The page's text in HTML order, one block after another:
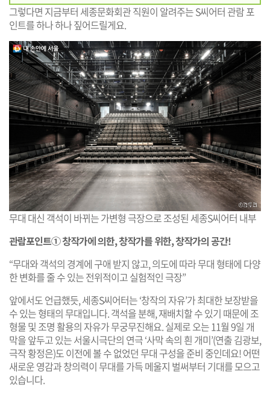
그렇다면 지금부터 세종문화회관 직원이 알려주는 S씨어터 관람 포
인트를 하나 하나 짚어드릴게요.
무대 대신 객석이 바뀌는 가변형 극장으로 조성된 세종S씨어터 내부
관람포인트① 창작가에 의한, 창작가를 위한, 창작가의 공간!
“무대와 객석의 경계에 구애 받지 않고, 의도에 따라 무대 형태에 다양
한 변화를 줄 수 있는 전위적이고 실험적인 극장”
앞에서도 언급했듯, 세종S씨어터는 ‘창작의 자유’가 최대한 보장받을
수 있는 형태의 무대입니다. 객석을 분해, 재배치할 수 있기 때문에 조
형물 및 조명 활용의 자유가 무궁무진해요. 실제로 오는 11월 9일 개
막을 앞두고 있는 서울시극단의 연극 ‘사막 속의 흰 개미’(연출 김광보,
극작 황정은)도 이전에 볼 수 없었던 무대 구성을 준비 중인데요! 어떤
새로운 영감과 창의력이 무대를 가득 메울지 벌써부터 기대를 모으고
있습니다.